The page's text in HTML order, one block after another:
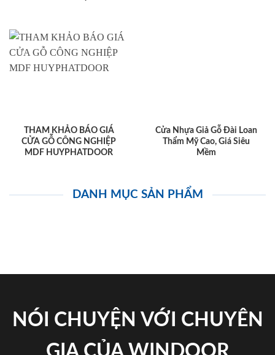
THAM KHẢO BÁO GIÁ
CỬA GỖ CÔNG NGHIỆP
MDF HUYPHATDOOR
Cửa Nhựa Giả Gỗ Đài Loan
Thẩm Mỹ Cao, Giá Siêu
Mềm
DANH MỤC SẢN PHẨM
NÓI CHUYỆN VỚI CHUYÊN